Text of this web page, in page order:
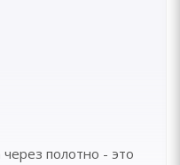
полотно - это